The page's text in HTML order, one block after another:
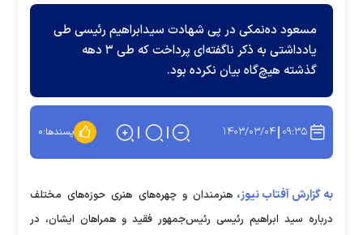
مسعود ده‌نمکی در پی شهادت سیدابراهیم رئیسی طی
یادداشتی به ذکر ناگفته‌ای پرداخت که طی ۳ دهه
گذشته هیچ‌گاه بیان نکرده بود.
۰۹:۳۵ ۱۴۰۳/۰۳/۰۴ پسندها:۰
به گزارش آفتاب نیوز، هنرمندان و چهره‌های هنری حوزه‌های مختلف
درباره سید ابراهیم رئیسی رئیس‌جمهور فقید و همراهان ایشان، در